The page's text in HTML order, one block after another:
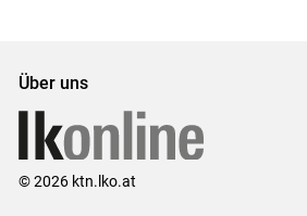
Über uns
© 2026 ktn.lko.at